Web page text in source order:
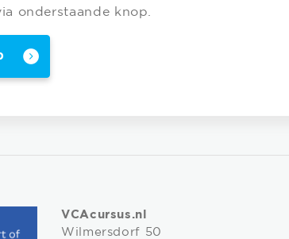
onderstaande knop.
VCAcursus.nl
Wilmersdorf 50